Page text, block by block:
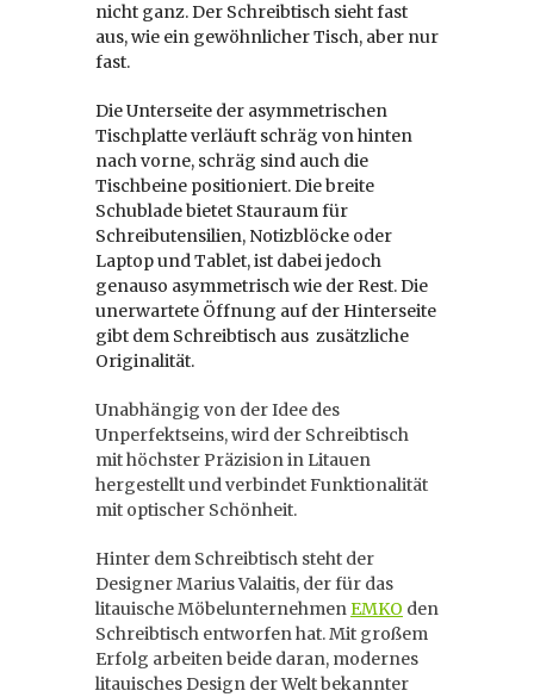
nicht ganz. Der Schreibtisch sieht fast
aus, wie ein gewöhnlicher Tisch, aber nur
fast.
Die Unterseite der asymmetrischen
Tischplatte verläuft schräg von hinten
nach vorne, schräg sind auch die
Tischbeine positioniert. Die breite
Schublade bietet Stauraum für
Schreibutensilien, Notizblöcke oder
Laptop und Tablet, ist dabei jedoch
genauso asymmetrisch wie der Rest. Die
unerwartete Öffnung auf der Hinterseite
gibt dem Schreibtisch aus zusätzliche
Originalität.
Unabhängig von der Idee des
Unperfektseins, wird der Schreibtisch
mit höchster Präzision in Litauen
hergestellt und verbindet Funktionalität
mit optischer Schönheit.
Hinter dem Schreibtisch steht der
Designer Marius Valaitis, der für das
litauische MöbelunternehmenEMKO den
Schreibtisch entworfen hat. Mit großem
Erfolg arbeiten beide daran, modernes
litauisches Design der Welt bekannter